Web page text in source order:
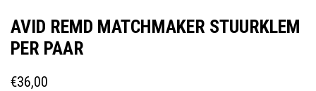
AVID REMD MATCHMAKER STUURKLEM
PER PAAR
€36,00